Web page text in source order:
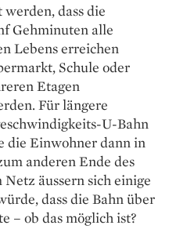
dass die
Gehminuten alle
Lebens erreichen
Schule oder
Etagen
Für längere
U-Bahn
die Einwohner dann in
anderen Ende des
äussern sich einige
dass die Bahn über
– ob das möglich ist?